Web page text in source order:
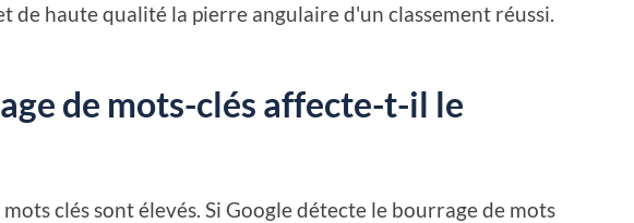
de haute qualité la pierre angulaire d'un classement réussi.
de mots-clés affecte-t-il le
clés sont élevés. Si Google détecte le bourrage de mots